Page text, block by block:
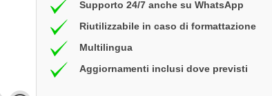
Supporto 24/7 anche su WhatsApp
Riutilizzabile in caso di formattazione
Multilingua
Aggiornamenti inclusi dove previsti